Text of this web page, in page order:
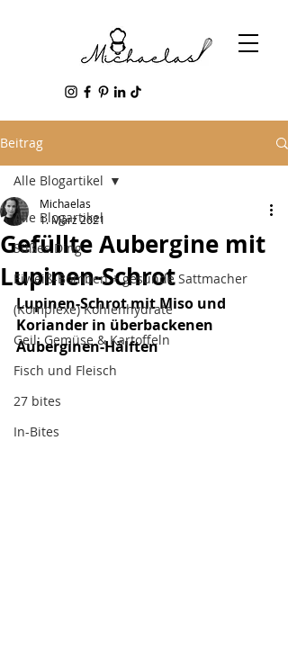
Beitrag
Alle Blogartikel
Süßes Ding
Eiweiß-Bomben + gesunde Sattmacher
(Komplexe) Kohlenhydrate
Geil: Gemüse & Kartoffeln
Fisch und Fleisch
27 bites
In-Bites
Alle Blogartikel
Gefüllte Aubergine mit
Lupinen-Schrot
Michaelas
1. März 2021
Lupinen-Schrot mit Miso und
Koriander in überbackenen
Auberginen-Hälften